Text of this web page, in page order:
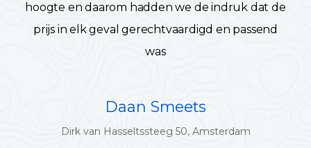
hoogte en daarom hadden we de indruk dat de
prijs in elk geval gerechtvaardigd en passend
was
Daan Smeets
Dirk van Hasseltssteeg 50, Amsterdam